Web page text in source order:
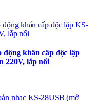
động khẩn cấp độc lập
220V, lắp nổi